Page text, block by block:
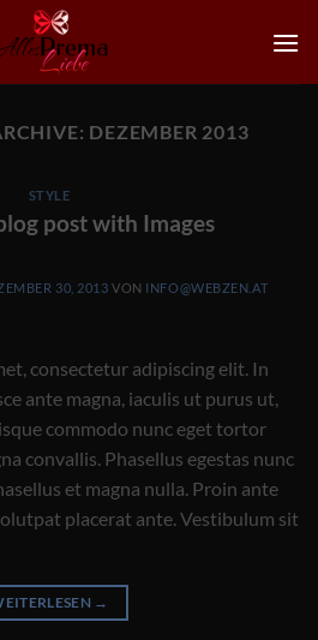
DEZEMBER 2013
STYLE
post with Images
30, 2013 VON INFO@WEBZEN.AT
consectetur adipiscing elit. In
ante magna, iaculis ut purus ut,
commodo nunc eget tortor
convallis. Phasellus egestas nunc
et magna nulla. Proin ante
placerat ante. Vestibulum sit
→